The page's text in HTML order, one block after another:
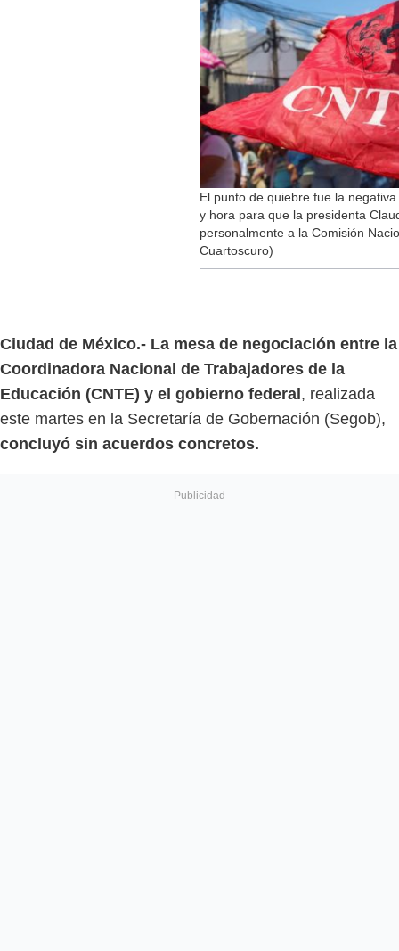
El punto de quiebre fue la
y hora para que la presidenta
personalmente a la Comisión
Cuartoscuro)
Ciudad de México.- La mesa de negociación entre la
Coordinadora Nacional de Trabajadores de la
Educación (CNTE) y el gobierno federal, realizada
este martes en la Secretaría de Gobernación (Segob),
concluyó sin acuerdos concretos.